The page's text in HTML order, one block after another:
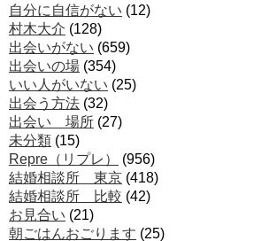
自分に自信がない (12)
村木大介 (128)
出会いがない (659)
出会いの場 (354)
いい人がいない (25)
出会う方法 (32)
出会い 場所 (27)
未分類 (15)
Repre（リプレ）
(956)
結婚相談所 東京 (418)
結婚相談所 比較 (42)
お見合い (21)
朝ごはんおごります (25)